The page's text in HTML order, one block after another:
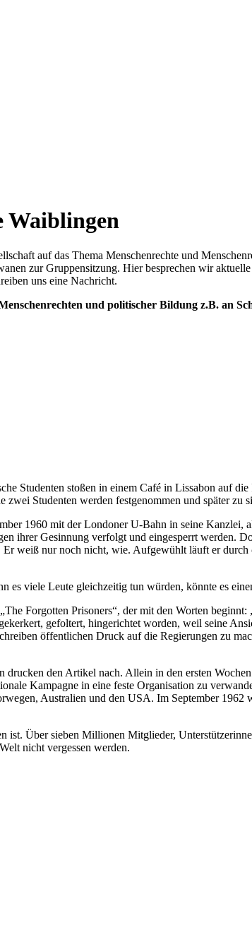
Waiblingen
auf das Thema Menschenrechte und
zur Gruppensitzung. Hier besprechen wir
uns eine Nachricht.
und politischer Bildung z.B. an
Studenten stoßen in einem Café in Lissabon auf
Studenten werden festgenommen und später zu
1960 mit der Londoner U-Bahn in seine Kanzlei,
ihrer Gesinnung verfolgt und eingesperrt werden.
weiß nur noch nicht, wie. Aufgewühlt läuft er
es viele Leute gleichzeitig tun würden, könnte es
Forgotten Prisoners“, der mit den Worten
gefoltert, hingerichtet worden, weil seine
öffentlichen Druck auf die Regierungen zu
den Artikel nach. Allein in den ersten
Kampagne in eine feste Organisation zu
Australien und den USA. Im September
ist. Über sieben Millionen Mitglieder,
nicht vergessen werden.